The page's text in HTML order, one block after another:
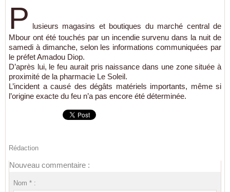
P lusieurs magasins et boutiques du marché centralde
Mbour ont été touchés par un incendiesurvenudans la nuitde
samedi à dimanche, selon les informationscommuniquées par
le préfetAmadou Diop.
D’après lui, lefeu aurait pris naissancedans une zonesituéeà
proximité de la pharmacie Le Soleil.
L’incident a causé des dégâts matériels importants, même si
l’origine exacte du feu n’a pas encore été déterminée.
Rédaction
Nouveau commentaire :
Nom * :